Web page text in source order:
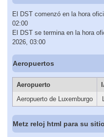
El DST comenzó en la hora
02:00
El DST se termina en la hora
2026, 03:00
Aeropuertos
Aeropuerto
Aeropuerto de Luxemburgo
Metz reloj html para su